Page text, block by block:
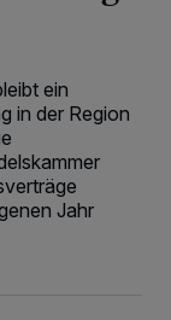
ein
in der Region
Jahr